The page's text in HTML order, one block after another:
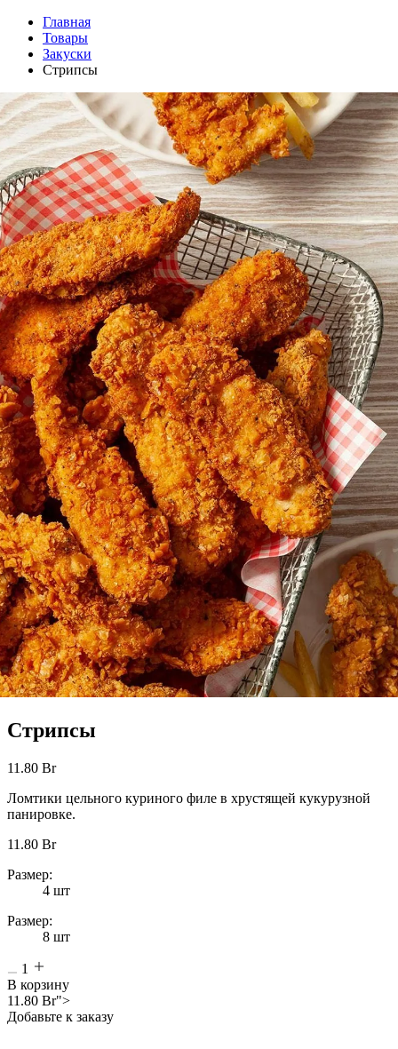
Главная
Товары
Закуски
Стрипсы
Стрипсы
11.80 Br
Ломтики цельного куриного филе в хрустящей кукурузной
панировке.
11.80 Br
Размер:
4 шт
Размер:
8 шт
1
В корзину
11.80 Br">
Добавьте к заказу